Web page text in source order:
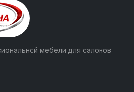
мебели для салонов